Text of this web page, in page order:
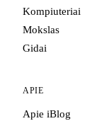
Kompiuteriai
Mokslas
Gidai
APIE
Apie iBlog